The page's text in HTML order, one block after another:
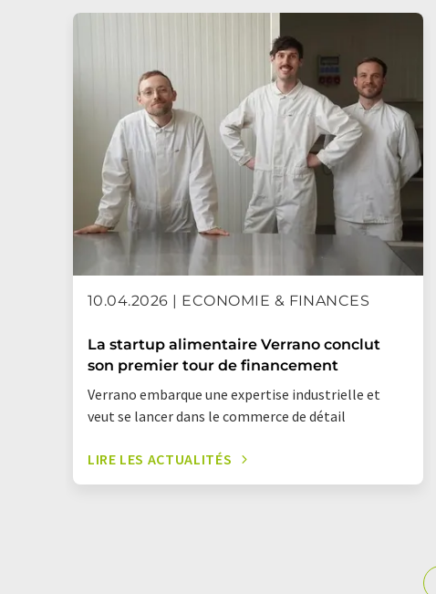
10.04.2026 | ECONOMIE & FINANCES
La startup alimentaire Verrano conclut
son premier tour de financement
Verrano embarque une expertise industrielle et
veut se lancer dans le commerce de détail
LIRE LES ACTUALITÉS